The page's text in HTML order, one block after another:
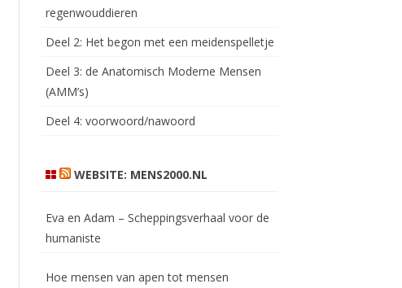
regenwouddieren
Deel 2: Het begon met een meidenspelletje
Deel 3: de Anatomisch Moderne Mensen
(AMM’s)
Deel 4: voorwoord/nawoord
WEBSITE: MENS2000.NL
Eva en Adam – Scheppingsverhaal voor de
humaniste
Hoe mensen van apen tot mensen